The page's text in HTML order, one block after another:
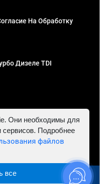
На Обработку
Дизеле TDI
ИНН 781302555843,
- Автосервис "Евро
Они необходимы для
сервисов. Подробнее
файлов
все